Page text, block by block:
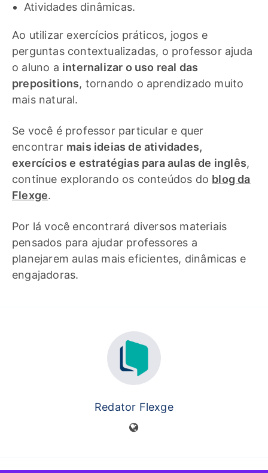
Atividades dinâmicas.
Ao utilizar exercícios práticos, jogos e
perguntas contextualizadas, o professor ajuda
o aluno a internalizar o uso real das
prepositions, tornando o aprendizado muito
mais natural.
Se você é professor particular e quer
encontrar mais ideias de atividades,
exercícios e estratégias para aulas de inglês,
continue explorando os conteúdos do blog da
Flexge.
Por lá você encontrará diversos materiais
pensados para ajudar professores a
planejarem aulas mais eficientes, dinâmicas e
engajadoras.
Redator Flexge